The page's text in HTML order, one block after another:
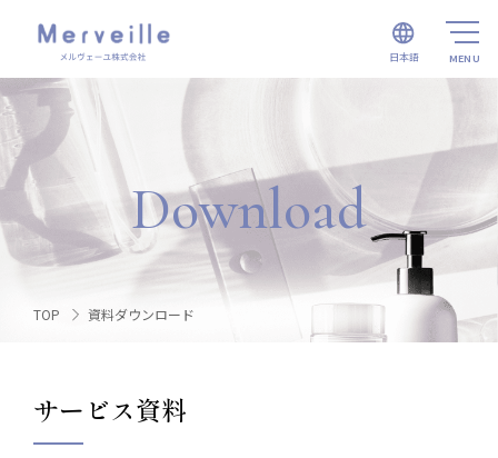
日本語
Download
TOP 資料ダウンロード
サービス資料